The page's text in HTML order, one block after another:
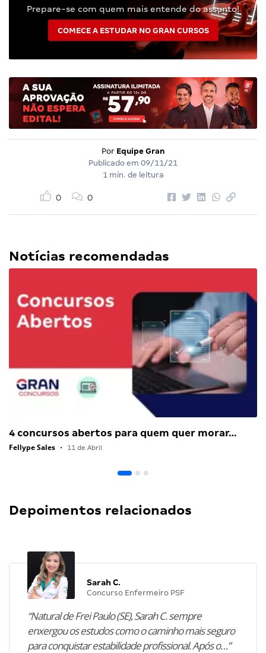
Prepare-se com quem mais entende do assunto!
COMECE A ESTUDAR NO GRAN CURSOS
Por Equipe Gran
Publicado em 09/11/21
1 min. de leitura
0 0
Notícias recomendadas
4 concursos abertos para quem quer morar…
Fellype Sales • 11 de Abril
Depoimentos relacionados
Sarah C.
Concurso Enfermeiro PSF
“Natural de Frei Paulo (SE), Sarah C. sempre
enxergou os estudos como o caminho mais seguro
para conquistar estabilidade profissional. Após o…”